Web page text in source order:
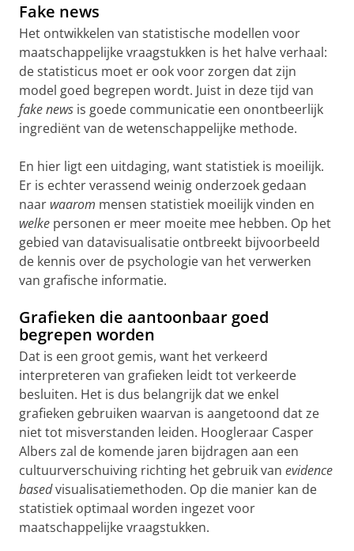
Fake news
Het ontwikkelen van statistische modellen voor
maatschappelijke vraagstukken is het halve verhaal:
de statisticus moet er ook voor zorgen dat zijn
model goed begrepen wordt. Juist in deze tijd van
fake news is goede communicatie een onontbeerlijk
ingrediënt van de wetenschappelijke methode.
En hier ligt een uitdaging, want statistiek is moeilijk.
Er is echter verassend weinig onderzoek gedaan
naar waarom mensen statistiek moeilijk vinden en
welke personen er meer moeite mee hebben. Op het
gebied van datavisualisatie ontbreekt bijvoorbeeld
de kennis over de psychologie van het verwerken
van grafische informatie.
Grafieken die aantoonbaar goed
begrepen worden
Dat is een groot gemis, want het verkeerd
interpreteren van grafieken leidt tot verkeerde
besluiten. Het is dus belangrijk dat we enkel
grafieken gebruiken waarvan is aangetoond dat ze
niet tot misverstanden leiden. Hoogleraar Casper
Albers zal de komende jaren bijdragen aan een
cultuurverschuiving richting het gebruik van evidence
basedvisualisatiemethoden. Op die manier kan de
statistiek optimaal worden ingezet voor
maatschappelijke vraagstukken.